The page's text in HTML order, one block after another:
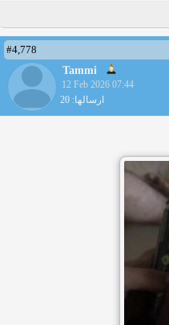
#4,778
Tammi
12 Feb 2026 07:44
ارسالها: 20